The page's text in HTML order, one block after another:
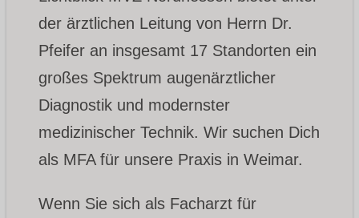
der ärztlichen Leitung von Herrn Dr.
Pfeifer an insgesamt 17 Standorten ein
großes Spektrum augenärztlicher
Diagnostik und modernster
medizinischer Technik. Wir suchen Dich
als MFA für unsere Praxis in Weimar.
Wenn Sie sich als Facharzt für